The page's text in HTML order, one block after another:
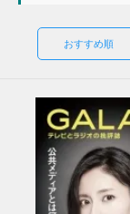
おすすめ順